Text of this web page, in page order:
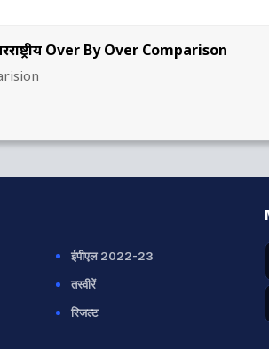
Over By Over Comparison
ईपीएल 2022-23
तस्वीरें
रिजल्ट